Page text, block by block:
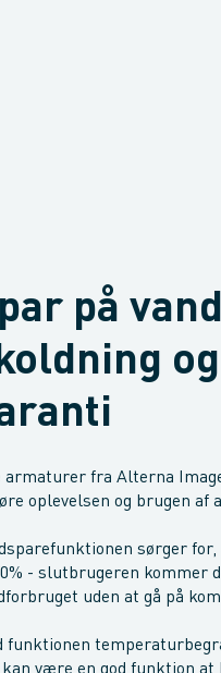
på
armaturer fra Alterna
oplevelsen og brugen af
sørger
- slutbrugeren kommer
uden at gå på
funktionen